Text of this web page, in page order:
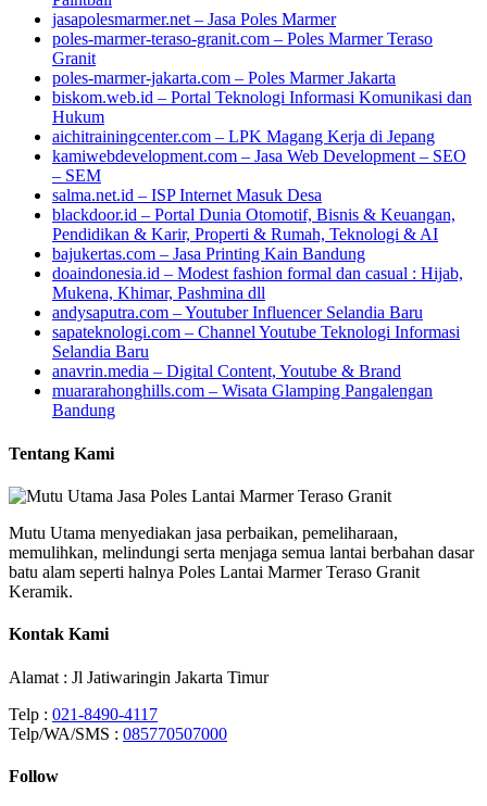
jasapolesmarmer.net – Jasa Poles Marmer
poles-marmer-teraso-granit.com – Poles Marmer Teraso
Granit
poles-marmer-jakarta.com – Poles Marmer Jakarta
biskom.web.id – Portal Teknologi Informasi Komunikasi dan
Hukum
aichitrainingcenter.com – LPK Magang Kerja di Jepang
kamiwebdevelopment.com – Jasa Web Development – SEO
– SEM
salma.net.id – ISP Internet Masuk Desa
blackdoor.id – Portal Dunia Otomotif, Bisnis & Keuangan,
Pendidikan & Karir, Properti & Rumah, Teknologi & AI
bajukertas.com – Jasa Printing Kain Bandung
doaindonesia.id – Modest fashion formal dan casual : Hijab,
Mukena, Khimar, Pashmina dll
andysaputra.com – Youtuber Influencer Selandia Baru
sapateknologi.com – Channel Youtube Teknologi Informasi
Selandia Baru
anavrin.media – Digital Content, Youtube & Brand
muararahonghills.com – Wisata Glamping Pangalengan
Bandung
Tentang Kami
Mutu Utama menyediakan jasa perbaikan, pemeliharaan,
memulihkan, melindungi serta menjaga semua lantai berbahan dasar
batu alam seperti halnya Poles Lantai Marmer Teraso Granit
Keramik.
Kontak Kami
Alamat : Jl Jatiwaringin Jakarta Timur
Telp : 021-8490-4117
Telp/WA/SMS : 085770507000
Follow